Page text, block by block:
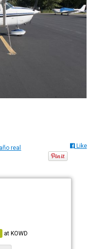
real Like
atKOWD